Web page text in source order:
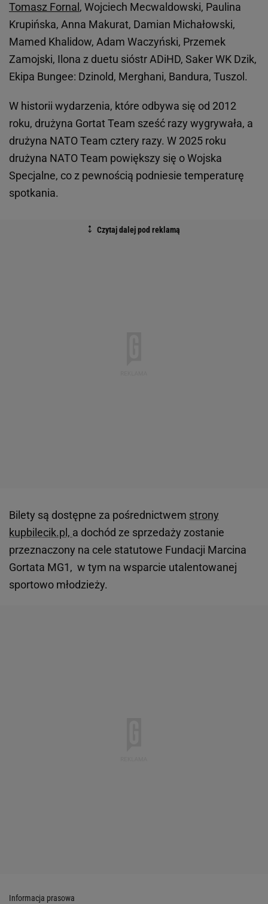
Tomasz Fornal , Wojciech Mecwaldowski, Paulina
Krupińska, Anna Makurat, Damian Michałowski,
Mamed Khalidow, Adam Waczyński, Przemek
Zamojski, Ilona z duetu sióstr ADiHD, Saker WK Dzik,
Ekipa Bungee: Dzinold, Merghani, Bandura, Tuszol.
W historii wydarzenia, które odbywa się od 2012
roku, drużyna Gortat Team sześć razy wygrywała, a
drużyna NATO Team cztery razy. W 2025 roku
drużyna NATO Team powiększy się o Wojska
Specjalne, co z pewnością podniesie temperaturę
spotkania.
Bilety są dostępne za pośrednictwem strony
kupbilecik.pl, a dochód ze sprzedaży zostanie
przeznaczony na cele statutowe Fundacji Marcina
Gortata MG1, w tym na wsparcie utalentowanej
sportowo młodzieży.
Informacja prasowa